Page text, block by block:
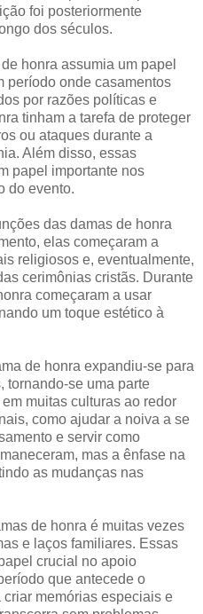
foi posteriormente
dos séculos.
honra assumia um papel
período onde casamentos
por razões políticas e
tinham a tarefa de proteger
ou ataques durante a
Além disso, essas
papel importante nos
do evento.
das damas de honra
elas começaram a
religiosos e, eventualmente,
cerimônias cristãs. Durante
começaram a usar
um toque estético à
de honra expandiu-se para
tornando-se uma parte
muitas culturas ao redor
como ajudar a noiva a se
e servir como
mas a ênfase na
as mudanças nas
de honra é muitas vezes
e laços familiares. Essas
crucial no apoio
que antecede o
memórias especiais e